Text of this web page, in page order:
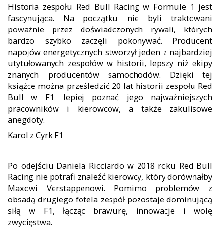
Historia zespołu Red Bull Racing w Formule 1 jest
fascynująca. Na początku nie byli traktowani
poważnie przez doświadczonych rywali, których
bardzo szybko zaczęli pokonywać. Producent
napojów energetycznych stworzył jeden z najbardziej
utytułowanych zespołów w historii, lepszy niż ekipy
znanych producentów samochodów. Dzięki tej
książce można prześledzić 20 lat historii zespołu Red
Bull w F1, lepiej poznać jego najważniejszych
pracowników i kierowców, a także zakulisowe
anegdoty.
Karol z Cyrk F1
Po odejściu Daniela Ricciardo w 2018 roku Red Bull
Racing nie potrafi znaleźć kierowcy, który dorównałby
Maxowi Verstappenowi. Pomimo problemów z
obsadą drugiego fotela zespół pozostaje dominującą
siłą w F1, łącząc brawurę, innowacje i wolę
zwycięstwa.